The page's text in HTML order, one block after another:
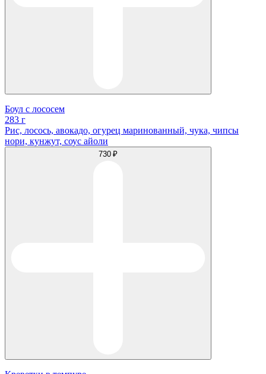
Боул с лососем
283 г
Рис, лосось, авокадо, огурец маринованный, чука, чипсы
нори, кунжут, соус айоли
730 ₽